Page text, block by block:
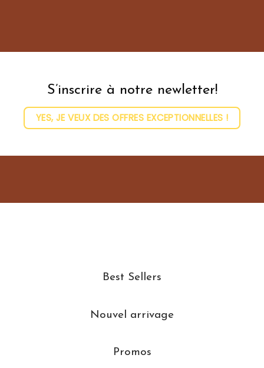
S’inscrire à notre newletter!
YES, JE VEUX DES OFFRES EXCEPTIONNELLES !
Best Sellers
Nouvel arrivage
Promos